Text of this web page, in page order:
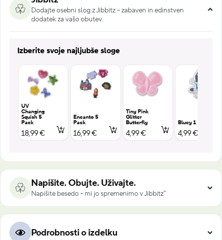
Dodajte osebni slog z Jibbitz – zabaven in edinstven
dodatek za vašo obutev.
Izberite svoje najljubše sloge
UV
Changing
Squish 5
Pack
18,99 €
Encanto 5
Pack
16,99 €
Tiny Pink
Glitter
Butterfly
4,99 €
Bluey 1
4,99 €
Napišite. Obujte. Uživajte.
Napišite besedo – mi jo spremenimo v Jibbitz™
Podrobnosti o izdelku